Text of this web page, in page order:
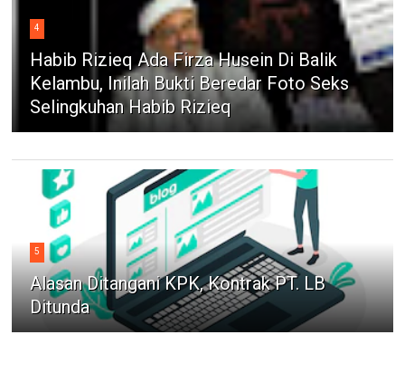
4
Habib Rizieq Ada Firza Husein Di Balik
Kelambu, Inilah Bukti Beredar Foto Seks
Selingkuhan Habib Rizieq
5
Alasan Ditangani KPK, Kontrak PT. LB
Ditunda